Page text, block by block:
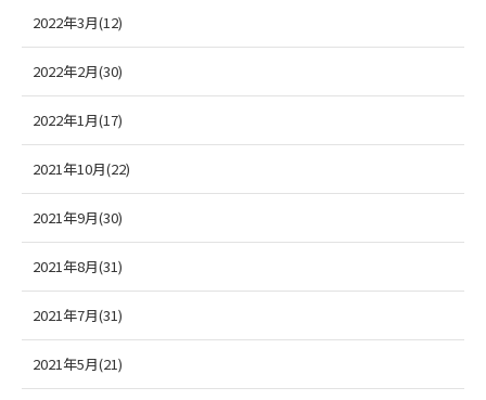
2022年3月(12)
2022年2月(30)
2022年1月(17)
2021年10月(22)
2021年9月(30)
2021年8月(31)
2021年7月(31)
2021年5月(21)